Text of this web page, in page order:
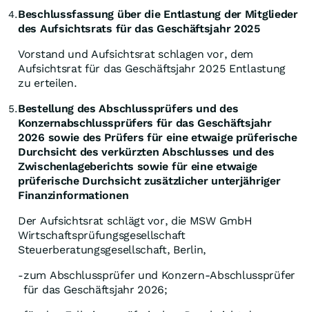
4.Beschlussfassung über die Entlastung der Mitglieder
des Aufsichtsrats für das Geschäftsjahr 2025
Vorstand und Aufsichtsrat schlagen vor, dem
Aufsichtsrat für das Geschäftsjahr 2025 Entlastung
zu erteilen.
5.Bestellung des Abschlussprüfers und des
Konzernabschlussprüfers für das Geschäftsjahr
2026 sowie des Prüfers für eine etwaige prüferische
Durchsicht des verkürzten Abschlusses und des
Zwischenlageberichts sowie für eine etwaige
prüferische Durchsicht zusätzlicher unterjähriger
Finanzinformationen
Der Aufsichtsrat schlägt vor, die MSW GmbH
Wirtschaftsprüfungsgesellschaft
Steuerberatungsgesellschaft, Berlin,
-zum Abschlussprüfer und Konzern-Abschlussprüfer
für das Geschäftsjahr 2026;